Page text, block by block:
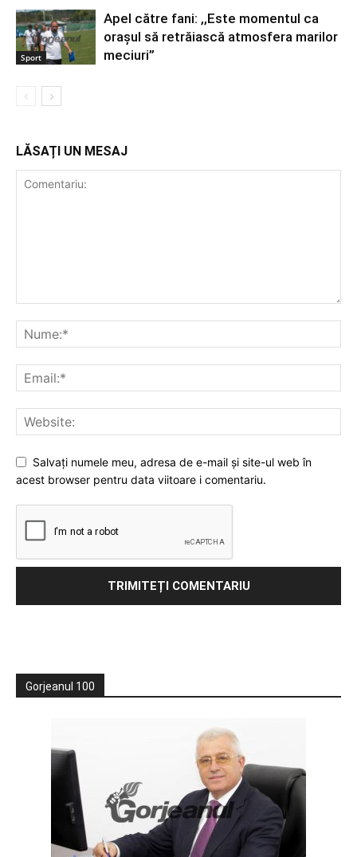
Sport
Apel către fani: ,,Este momentul ca
orașul să retrăiască atmosfera marilor
meciuri”
LĂSAȚI UN MESAJ
Salvați numele meu, adresa de e-mail și site-ul web în
acest browser pentru data viitoare i comentariu.
Gorjeanul 100